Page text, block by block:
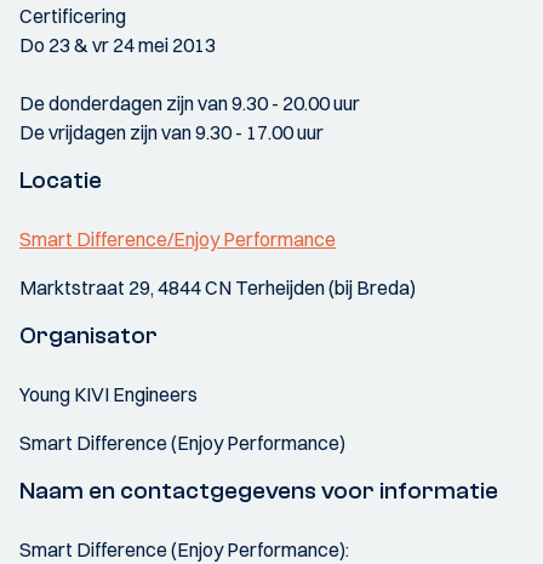
Certificering
Do 23 & vr 24 mei 2013
De donderdagen zijn van 9.30 - 20.00 uur
De vrijdagen zijn van 9.30 - 17.00 uur
Locatie
Smart Difference/Enjoy Performance
Marktstraat 29, 4844 CN Terheijden (bij Breda)
Organisator
Young KIVI Engineers
Smart Difference (Enjoy Performance)
Naam en contactgegevens voor informatie
Smart Difference (Enjoy Performance):